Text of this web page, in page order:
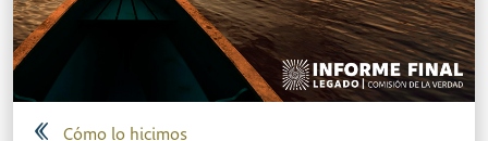
Cómo lo hicimos